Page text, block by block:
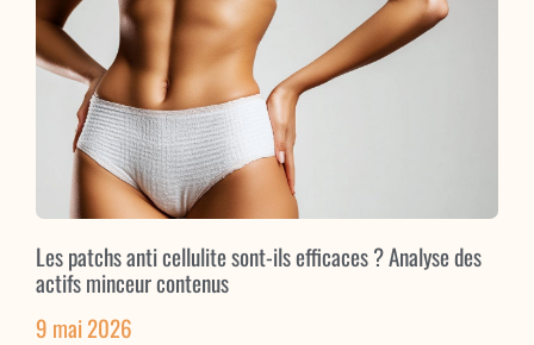
Les patchs anti cellulite sont-ils efficaces ? Analyse des
actifs minceur contenus
9 mai 2026